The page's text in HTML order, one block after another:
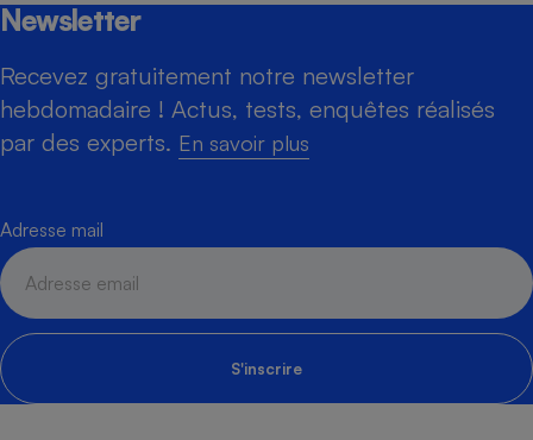
Newsletter
Recevez gratuitement notre newsletter
hebdomadaire ! Actus, tests, enquêtes réalisés
par des experts. En savoir plus
Adresse mail
S'inscrire